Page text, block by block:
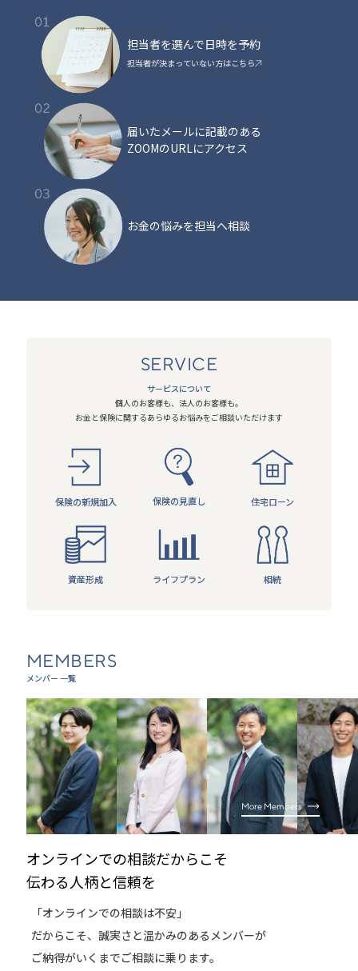
担当者を選んで日時を予約
担当者が決まっていない方はこちら
届いたメールに記載のある
ZOOMのURLにアクセス
お金の悩みを担当へ相談
SERVICE
サービスについて
個人のお客様も、法人のお客様も。
お金と保険に関するあらゆるお悩みをご相談いただけます
保険の新規加入 保険の見直し 住宅ローン
資産形成 ライフプラン 相続
MEMBERS
メンバー 一覧
More Members
オンラインでの相談だからこそ
伝わる人柄と信頼を
「オンラインでの相談は不安」
だからこそ、誠実さと温かみのあるメンバーが
ご納得がいくまでご相談に乗ります。